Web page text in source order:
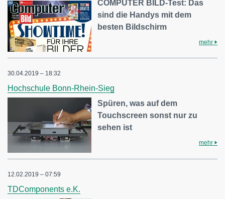
COMPUTER BILD-Test: Das
sind die Handys mit dem
besten Bildschirm
mehr
30.04.2019 – 18:32
Hochschule Bonn-Rhein-Sieg
Spüren, was auf dem
Touchscreen sonst nur zu
sehen ist
mehr
12.02.2019 – 07:59
TDComponents e.K.